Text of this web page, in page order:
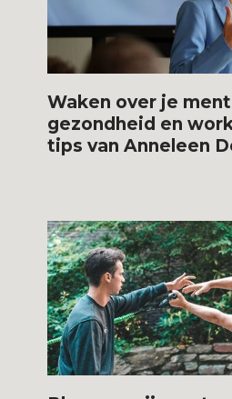
Waken over je
gezondheid en
tips van Anneleen